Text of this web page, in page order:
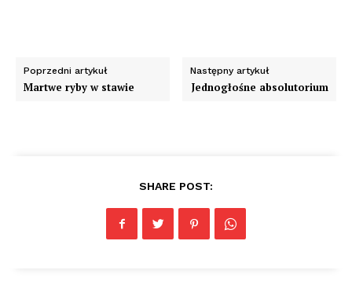
Poprzedni artykuł
Martwe ryby w stawie
Następny artykuł
Jednogłośne absolutorium
SHARE POST: